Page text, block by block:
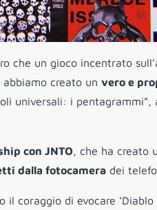
che un gioco incentrato
abbiamo creato un vero e
universali: i
con JNTO, che ha creato
dalla fotocamera dei
il coraggio di evocare ‘Diablo